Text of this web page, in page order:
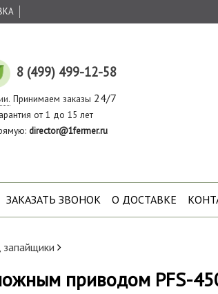
8 (499) 499-12-58
Принимаем заказы 24/7
от 1 до 15 лет
director@1fermer.ru
ЗАКАЗАТЬ ЗВОНОК О ДОСТАВКЕ
приводом PFS-